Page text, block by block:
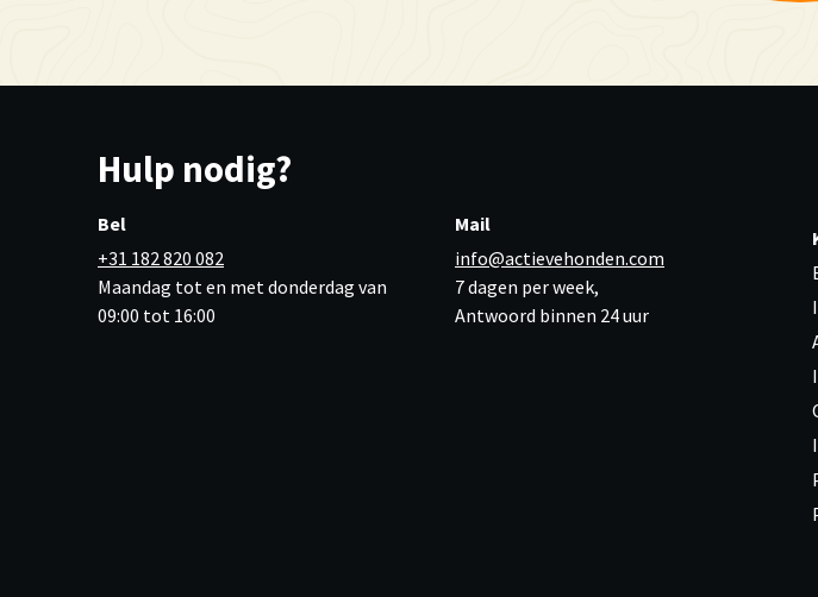
Hulp nodig?
Bel
+31 182 820 082
Maandag tot en met donderdag van
09:00 tot 16:00
Mail
info@actievehonden.com
7 dagen per week,
Antwoord binnen 24 uur